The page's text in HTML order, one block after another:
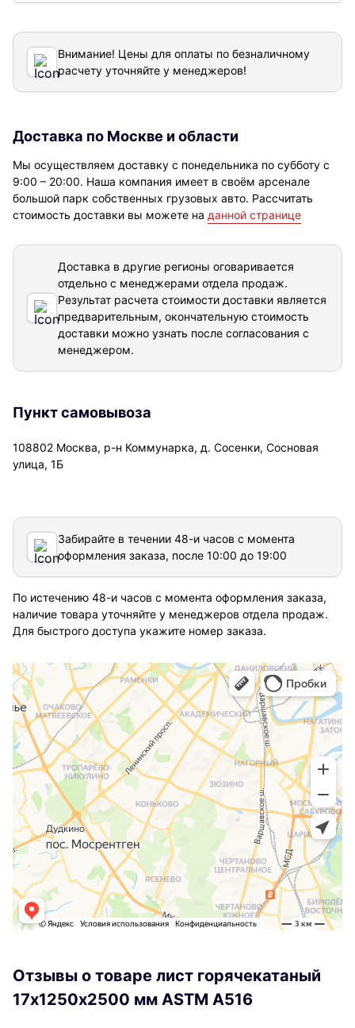
Внимание! Цены для оплаты по безналичному
расчету уточняйте у менеджеров!
Доставка по Москве и области
Мы осуществляем доставку с понедельника по субботу с
9:00 – 20:00. Наша компания имеет в своём арсенале
большой парк собственных грузовых авто. Рассчитать
стоимость доставки вы можете на данной странице
Доставка в другие регионы оговаривается
отдельно с менеджерами отдела продаж.
Результат расчета стоимости доставки является
предварительным, окончательную стоимость
доставки можно узнать после согласования с
менеджером.
Пункт самовывоза
108802 Москва, р-н Коммунарка, д. Сосенки, Сосновая
улица, 1Б
Забирайте в течении 48-и часов с момента
оформления заказа, после 10:00 до 19:00
По истечению 48-и часов с момента оформления заказа,
наличие товара уточняйте у менеджеров отдела продаж.
Для быстрого доступа укажите номер заказа.
Отзывы о товаре лист горячекатаный
17х1250х2500 мм ASTM A516